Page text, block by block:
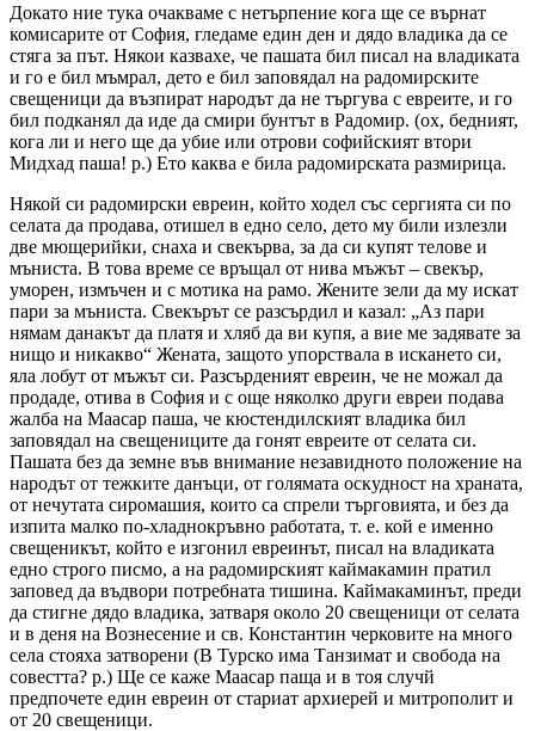
Докато ние тука очакваме с нетърпение кога ще се върнат
комисарите от София, гледаме един ден и дядо владика да се
стяга за път. Някои казвахе, че пашата бил писал на владиката
и го е бил мъмрал, дето е бил заповядал на радомирските
свещеници да възпират народът да не търгува с евреите, и го
бил подканял да иде да смири бунтът в Радомир. (ох, бедният,
кога ли и него ще да убие или отрови софийският втори
Мидхад паша! р.) Ето каква е била радомирската размирица.
Някой си радомирски евреин, който ходел със сергията си по
селата да продава, отишел в едно село, дето му били излезли
две мющерийки, снаха и свекърва, за да си купят телове и
мъниста. В това време се връщал от нива мъжът – свекър,
уморен, измъчен и с мотика на рамо. Жените зели да му искат
пари за мъниста. Свекърът се разсърдил и казал: „Аз пари
нямам данакът да платя и хляб да ви купя, а вие ме задявате за
нищо и никакво“ Жената, защото упорствала в искането си,
яла лобут от мъжът си. Разсърденият евреин, че не можал да
продаде, отива в София и с още няколко други евреи подава
жалба на Маасар паша, че кюстендилският владика бил
заповядал на свещениците да гонят евреите от селата си.
Пашата без да земне във внимание незавидното положение на
народът от тежките данъци, от голямата оскудност на храната,
от нечутата сиромашия, които са спрели търговията, и без да
изпита малко по-хладнокръвно работата, т. е. кой е именно
свещеникът, който е изгонил евреинът, писал на владиката
едно строго писмо, а на радомирският каймакамин пратил
заповед да въдвори потребната тишина. Каймакаминът, преди
да стигне дядо владика, затваря около 20 свещеници от селата
и в деня на Вознесение и св. Константин черковите на много
села стояха затворени (В Турско има Танзимат и свобода на
совестта? р.) Ще се каже Маасар паща и в тоя случй
предпочете един евреин от стариат архиерей и митрополит и
от 20 свещеници.